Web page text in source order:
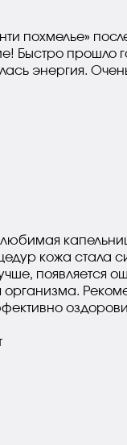
похмелье»
Быстро прошло
энергия.
кожа стала
появляется
организма.